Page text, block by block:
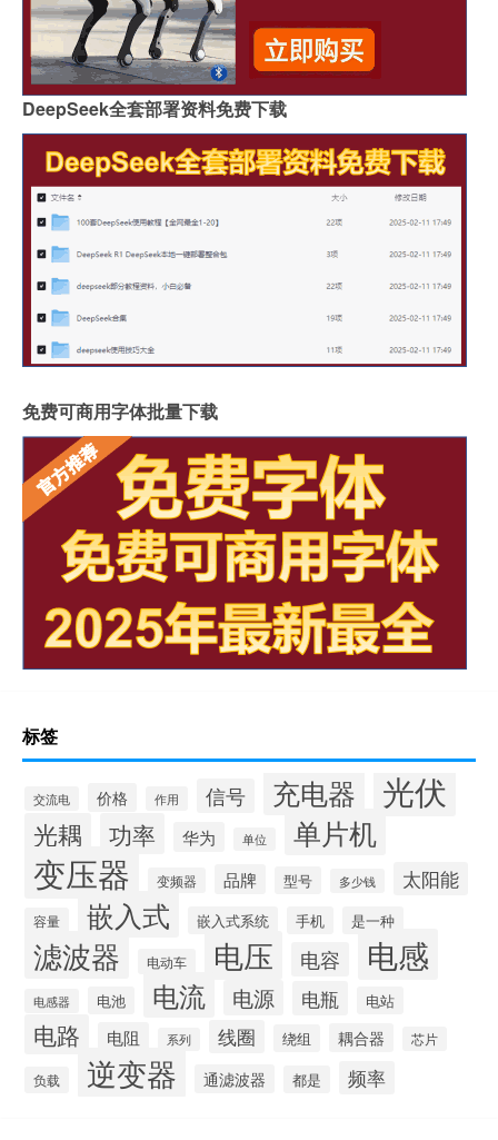
DeepSeek全套部署资料免费下载
免费可商用字体批量下载
标签
交流电 价格 作用 信号 充电器 光伏
光耦 功率 华为 单位 单片机
变压器 变频器 品牌 型号 多少钱 太阳能
容量 嵌入式 嵌入式系统 手机 是一种
滤波器 电动车 电压 电容 电感
电感器 电池 电流 电源 电瓶 电站
电路 电阻 系列 线圈 绕组 耦合器 芯片
负载 逆变器 通滤波器 都是 频率